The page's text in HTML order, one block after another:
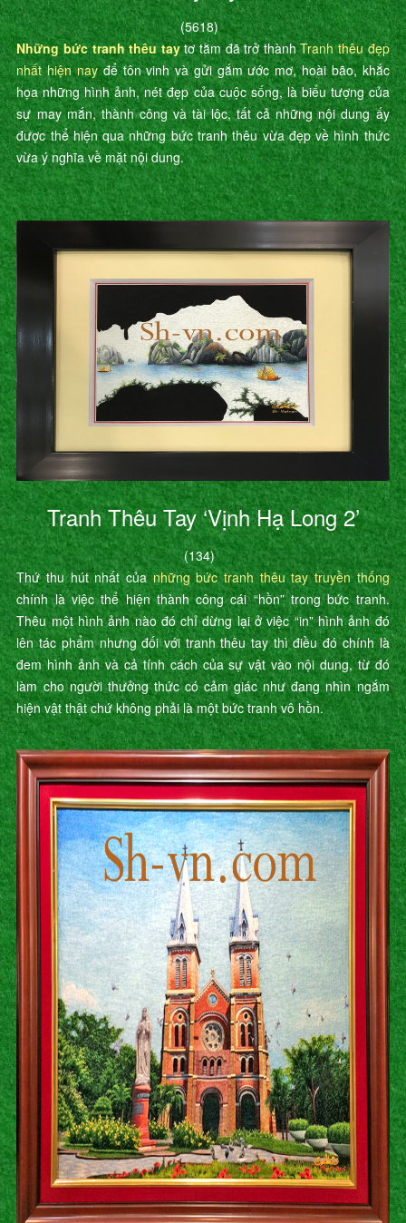
(5618)
Những bức tranh thêu taytơ tằm đã trở thànhTranh thêu đẹp
nhất hiện nayđể tôn vinh và gửi gắm ước mơ, hoài bão, khắc
họa những hình ảnh, nét đẹp của cuộc sống, là biểu tượng của
sự may mắn, thành công và tài lộc, tất cả những nội dung ấy
được thể hiện qua những bức tranh thêu vừa đẹp về hình thức
vừa ý nghĩa về mặt nội dung.
Tranh Thêu Tay ‘Vịnh Hạ Long 2’
(134)
Thứ thu hút nhất củanhững bức tranh thêu tay truyền thống
chính là việc thể hiện thành công cái “hồn” trong bức tranh.
Thêu một hình ảnh nào đó chỉ dừng lại ở việc “in” hình ảnh đó
lên tác phẩm nhưng đối với tranh thêu tay thì điều đó chính là
đem hình ảnh và cả tính cách của sự vật vào nội dung, từ đó
làm cho người thưởng thức có cảm giác như đang nhìn ngắm
hiện vật thật chứ không phải là một bức tranh vô hồn.